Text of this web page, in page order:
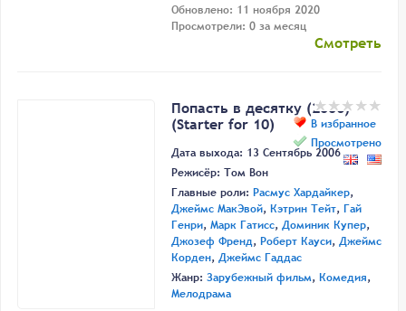
Обновлено: 11 ноября 2020
Просмотрели: 0 за месяц
Смотреть
В избранное
Просмотрено
Попасть в десятку (2006)
(Starter for 10)
Дата выхода: 13 Сентябрь 2006
Режисёр: Том Вон
Главные роли: Расмус Хардайкер,
Джеймс МакЭвой, Кэтрин Тейт, Гай
Генри, Марк Гатисс, Доминик Купер,
Джозеф Френд, Роберт Кауси, Джеймс
Корден, Джеймс Гаддас
Жанр: Зарубежный фильм, Комедия,
Мелодрама